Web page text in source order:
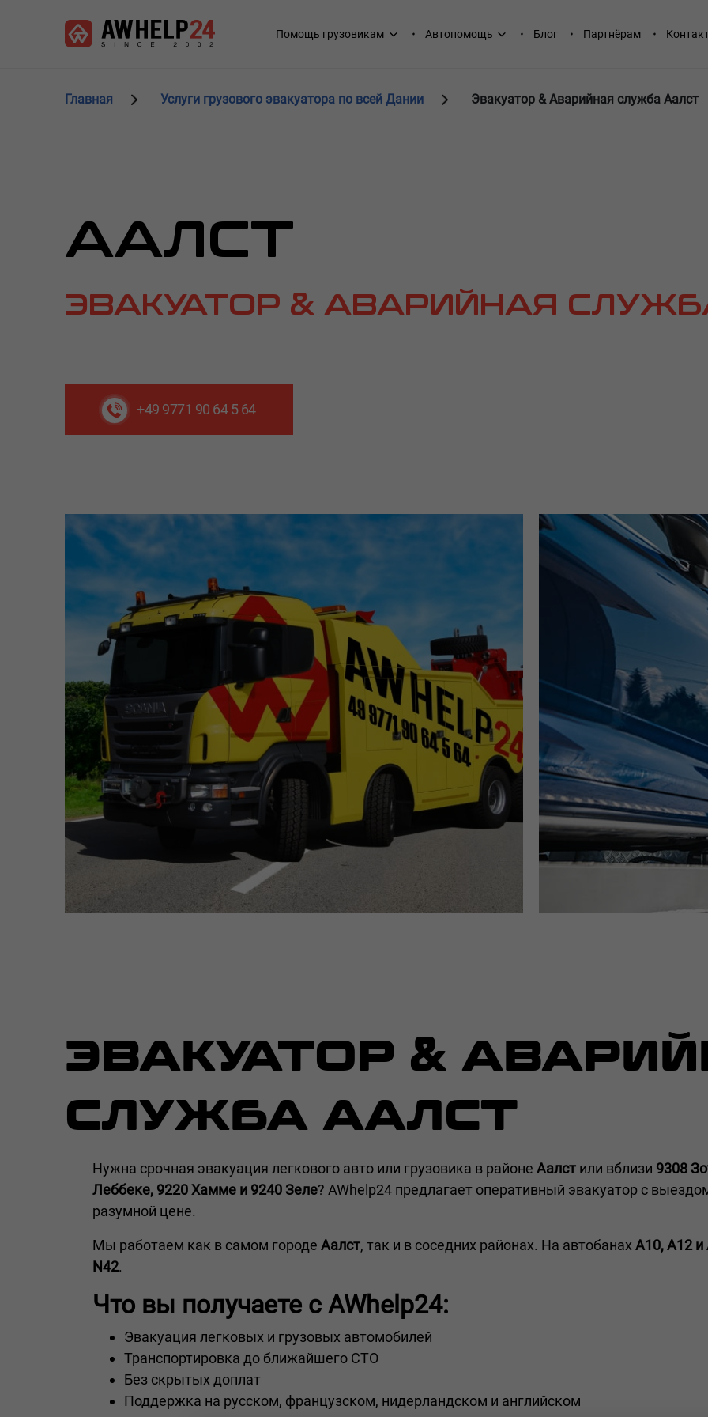
Main
Помощь грузовикам Автопомощь Блог Партнёрам
Главная Услуги грузового эвакуатора по всей Дании Эвакуатор & Аварийная служба Аалст
ААЛСТ
ЭВАКУАТОР & АВАРИЙНАЯ
+49 9771 90 64 5 64
ЭВАКУАТОР &
СЛУЖБА ААЛСТ
Нужна срочная эвакуация легкового авто или грузовика в районе Аалст или вблизи 9308
Леббеке, 9220 Хамме и 9240 Зеле? AWhelp24 предлагает оперативный эвакуатор с
разумной цене.
Мы работаем как в самом городе Аалст, так и в соседних районах. На автобанах A10, A12 и
N42.
Что вы получаете с AWhelp24:
Эвакуация легковых и грузовых автомобилей
Транспортировка до ближайшего СТО
Без скрытых доплат
Поддержка на русском, французском, нидерландском и английском